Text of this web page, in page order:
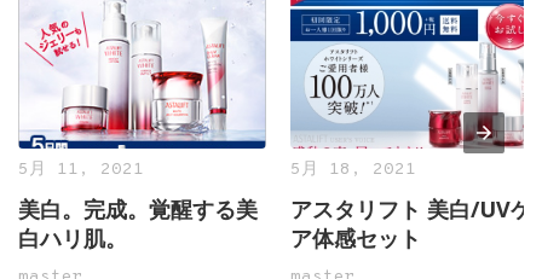
5月 11, 2021
美白。完成。覚醒する美
白ハリ肌。
5月 18, 2021
アスタリフト 美白/UVケ
ア体感セット